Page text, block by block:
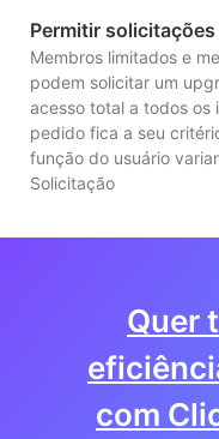
Permitir
Membros limitados e
podem solicitar um
acesso total a todos os
pedido fica a seu
função do usuário
Solicitação
Quer
com